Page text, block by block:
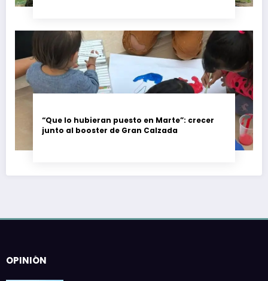
“Que lo hubieran puesto en Marte”: crecer
junto al booster de Gran Calzada
OPINIÓN